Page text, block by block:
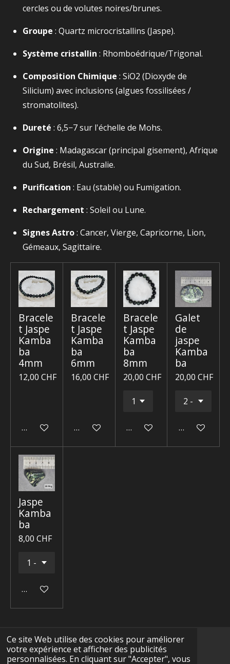
Ce site Web utilise des cookies pour améliorer
votre expérience et afficher des publicités
personnalisées. En cliquant sur "Accepter", vous
cercles ou de volutes noires/brunes.
Groupe : Quartz microcristallins (Jaspe).
Système cristallin : Rhomboédrique/Trigonal.
Composition Chimique : SiO2​ (Dioxyde de
Silicium) avec inclusions (algues fossilisées /
stromatolites).
Dureté : 6,5−7sur l'échelle de Mohs.
Origine : Madagascar (principal gisement), Afrique
du Sud, Brésil, Australie.
Purification : Eau (stable) ou Fumigation.
Rechargement : Soleil ou Lune.
Signes Astro: Cancer, Vierge, Capricorne, Lion,
Gémeaux, Sagittaire.
Bracele
t Jaspe
Kamba
ba
4mm
12,00 CHF
Ajouter au panier
Bracele
t Jaspe
Kamba
ba
6mm
16,00 CHF
Ajouter au panier
Bracele
t Jaspe
Kamba
ba
8mm
20,00 CHF
Ajouter au panier
Galet
de
jaspe
Kamba
ba
20,00 CHF
Ajouter au
Jaspe
Kamba
ba
8,00 CHF
Ajouter au panier
F
a
I
n
Y
o
T
i
W
h